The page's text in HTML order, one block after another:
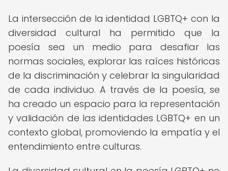
La intersección de la identidad LGBTQ+ con la
diversidad cultural ha permitido que la
poesía sea un medio para desafiar las
normas sociales, explorar las raíces históricas
de la discriminación y celebrar la singularidad
de cada individuo. A través de la poesía, se
ha creado un espacio para la representación
y validación de las identidades LGBTQ+ en un
contexto global, promoviendo la empatía y el
entendimiento entre culturas.